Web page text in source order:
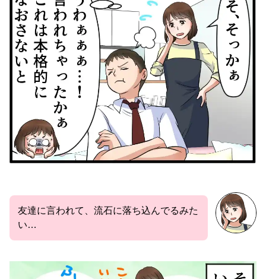
友達に言われて、流石に落ち込んでるみた
い…